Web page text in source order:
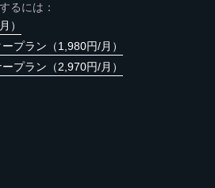
るには：
）
プラン（1,980円/月）
プラン（2,970円/月）